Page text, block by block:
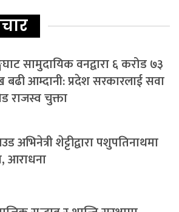
सामुदायिक वनद्वारा ६ करोड ७३
बढी आम्दानी: प्रदेश सरकारलाई सवा
राजस्व चुक्ता
अभिनेत्री शेट्टीद्वारा पशुपतिनाथमा
आराधना